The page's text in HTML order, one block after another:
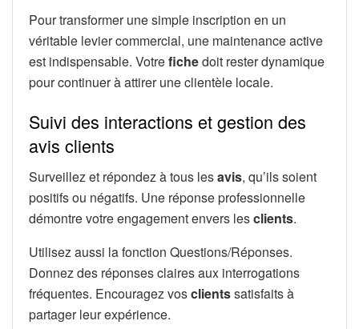
Pour transformer une simple inscription en un
véritable levier commercial, une maintenance active
est indispensable. Votrefichedoit rester dynamique
pour continuer à attirer une clientèle locale.
Suivi des interactions et gestion des
avis clients
Surveillez et répondez à tous lesavis, qu’ils soient
positifs ou négatifs. Une réponse professionnelle
démontre votre engagement envers lesclients.
Utilisez aussi la fonction Questions/Réponses.
Donnez des réponses claires aux interrogations
fréquentes. Encouragez vosclientssatisfaits à
partager leur expérience.